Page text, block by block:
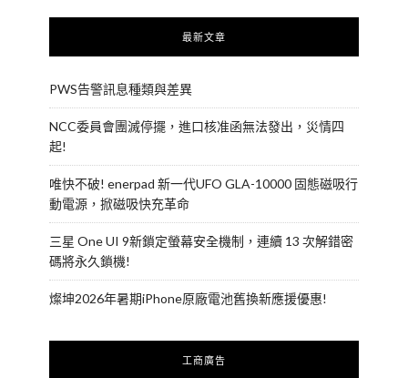
最新文章
PWS告警訊息種類與差異
NCC委員會團滅停擺，進口核准函無法發出，災情四
起!
唯快不破! enerpad 新一代UFO GLA-10000 固態磁吸行
動電源，掀磁吸快充革命
三星 One UI 9新鎖定螢幕安全機制，連續 13 次解錯密
碼將永久鎖機!
燦坤2026年暑期iPhone原廠電池舊換新應援優惠!
工商廣告